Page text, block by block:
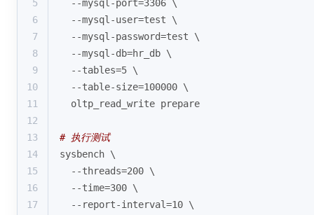
5
  --mysql-port=3306 \
6
  --mysql-user=
test \
7
  --mysql-password=
test \
8
  --mysql-db=hr_db \
9
  --tables=5 \
10
  --table-size=100000 \
11
  oltp_read_write prepare
12
13
# 执行测试
14
sysbench \
15
  --threads=200 \
16
  --time=300 \
17
  --report-interval=10 \